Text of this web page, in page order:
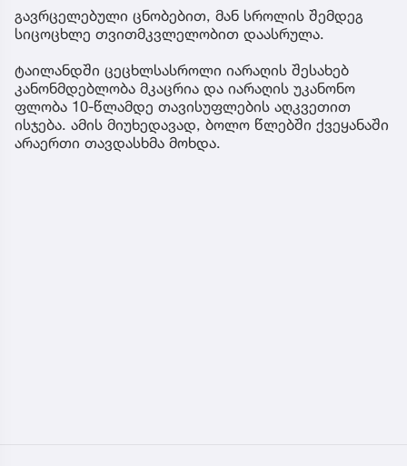
გავრცელებული ცნობებით, მან სროლის შემდეგ
სიცოცხლე თვითმკვლელობით დაასრულა.
ტაილანდში ცეცხლსასროლი იარაღის შესახებ
კანონმდებლობა მკაცრია და იარაღის უკანონო
ფლობა 10-წლამდე თავისუფლების აღკვეთით
ისჯება. ამის მიუხედავად, ბოლო წლებში ქვეყანაში
არაერთი თავდასხმა მოხდა.